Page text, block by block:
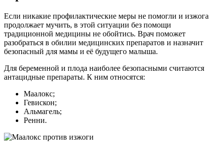
Если никакие профилактические меры не помогли и изжога
продолжает мучить, в этой ситуации без помощи
традиционной медицины не обойтись. Врач поможет
разобраться в обилии медицинских препаратов и назначит
безопасный для мамы и её будущего малыша.
Для беременной и плода наиболее безопасными считаются
антацидные препараты. К ним относятся:
Маалокс;
Гевискон;
Альмагель;
Ренни.